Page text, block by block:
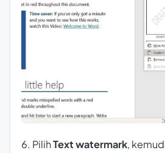
6. PilihText watermark,